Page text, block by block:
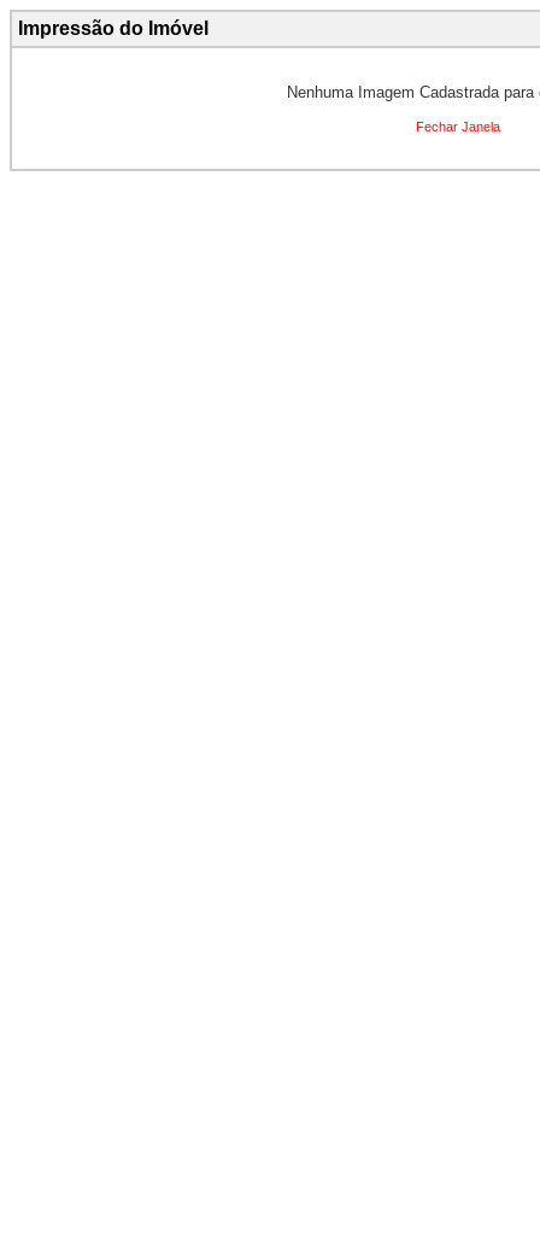
Impressão do Imóvel
Nenhuma Imagem Cadastrada
Fechar Janela